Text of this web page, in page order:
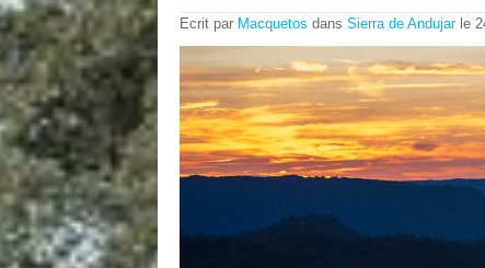
Ecrit par Macquetos dans Sierra de Andujar le